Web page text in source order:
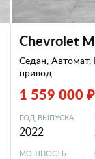
Chevrolet
Седан,
привод
1 559 000 ₽
ГОД ВЫПУСКА
2022
МОЩНОСТЬ